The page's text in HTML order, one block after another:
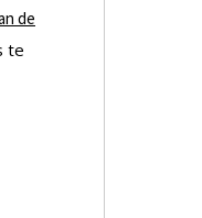
de
te